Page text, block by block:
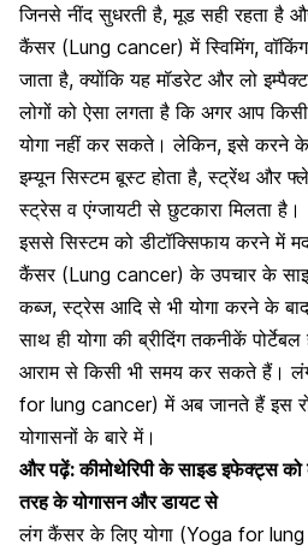
जिनसे नींद सुधरती है, मूड सही रहता है
कैंसर (Lung cancer) में स्विमिंग, वॉकिंग
जाता है, क्योंकि यह मॉडरेट और लो
लोगों को ऐसा लगता है कि अगर आप
योगा नहीं कर सकते। लेकिन, इसे करने
इम्यून सिस्टम बूस्ट होता है, स्ट्रेंथ और
स्ट्रेस वएंग्जायटी से छुटकारा मिलता है।
इससे सिस्टम को डीटॉक्सिफाय करने में
कैंसर (Lung cancer) के उपचार के
कब्ज, स्ट्रेस आदि से भी योगा करने के
साथ ही योगा की ब्रीदिंग तकनीकें
आराम से किसी भी समय कर सकते हैं।
for lung cancer) में अब जानते हैं इस
योगासनों के बारे में।
और पढ़ें:कीमोथेरिपी के साइड इफेक्ट्स
तरह के योगासन और डायट से
लंग कैंसर के लिए योगा (Yoga for